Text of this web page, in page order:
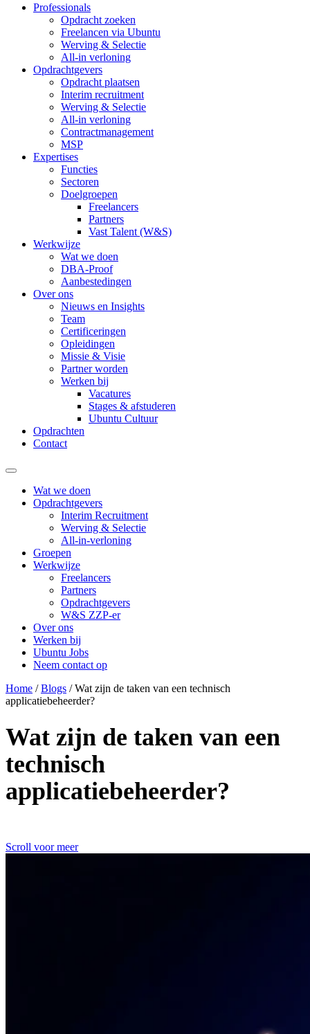
Professionals
Opdracht zoeken
Freelancen via Ubuntu
Werving & Selectie
All-in verloning
Opdrachtgevers
Opdracht plaatsen
Interim recruitment
Werving & Selectie
All-in verloning
Contractmanagement
MSP
Expertises
Functies
Sectoren
Doelgroepen
Freelancers
Partners
Vast Talent (W&S)
Werkwijze
Wat we doen
DBA-Proof
Aanbestedingen
Over ons
Nieuws en Insights
Team
Certificeringen
Opleidingen
Missie & Visie
Partner worden
Werken bij
Vacatures
Stages & afstuderen
Ubuntu Cultuur
Opdrachten
Contact
Wat we doen
Opdrachtgevers
Interim Recruitment
Werving & Selectie
All-in-verloning
Groepen
Werkwijze
Freelancers
Partners
Opdrachtgevers
W&S ZZP-er
Over ons
Werken bij
Ubuntu Jobs
Neem contact op
Home /Blogs /Wat zijn de taken van een technisch
applicatiebeheerder?
Wat zijn de taken van een
technisch
applicatiebeheerder?
Scroll voor meer